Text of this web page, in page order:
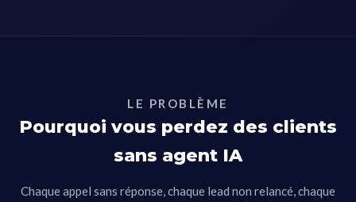
LE PROBLÈME
Pourquoi vous perdez des clients
sans agent IA
Chaque appel sans réponse, chaque lead non relancé, chaque